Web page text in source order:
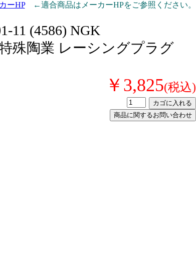
ーHP←適合商品はメーカーHPをご参照ください。
11 (4586) NGK
殊陶業 レーシングプラグ
￥3,825(税込)